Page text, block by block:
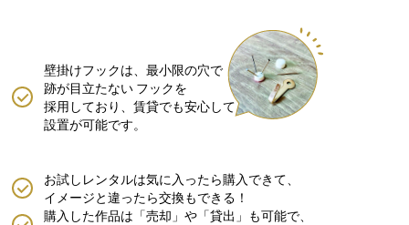
壁掛けフックは、最小限の穴で
跡が目立たない フックを
採用しており、賃貸でも安心して
設置が可能です。
購入した作品は「売却」や「貸出」も可能で、
お試しレンタルは気に入ったら購入できて、
イメージと違ったら交換もできる！